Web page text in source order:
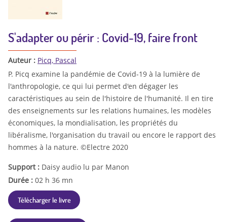
S'adapter ou périr : Covid-19, faire front
Auteur : Picq, Pascal
P. Picq examine la pandémie de Covid-19 à la lumière de
l'anthropologie, ce qui lui permet d'en dégager les
caractéristiques au sein de l'histoire de l'humanité. Il en tire
des enseignements sur les relations humaines, les modèles
économiques, la mondialisation, les propriétés du
libéralisme, l'organisation du travail ou encore le rapport des
hommes à la nature. ©Electre 2020
Support : Daisy audio lu par Manon
Durée : 02 h 36 mn
Télécharger le livre